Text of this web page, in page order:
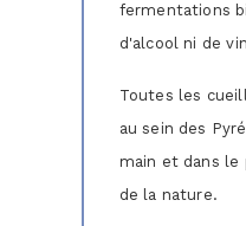
fermentations
d'alcool ni de
Toutes les
au sein des
main et dans le
de la nature.